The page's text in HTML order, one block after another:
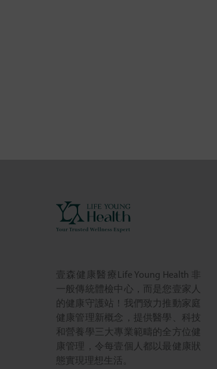
壹森健康醫療Life Young Health 非
一般傳統體檢中心，而是您壹家人
的健康守護站！我們致力推動家庭
健康管理新概念，提供醫學、科技
和營養學三大專業範疇的全方位健
康管理，令每壹個人都以最健康狀
態實現理想生活。